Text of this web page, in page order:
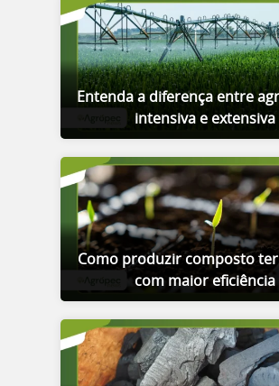
Entenda a diferença entre
intensiva e extensiva
Como produzir composto
com maior eficiência